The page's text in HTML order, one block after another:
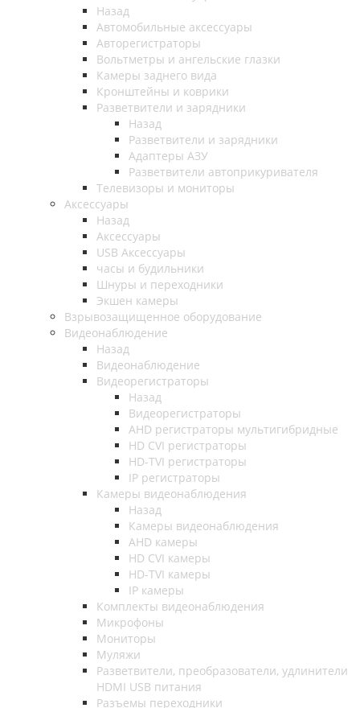
Назад
Автомобильные аксессуары
Авторегистраторы
Вольтметры и ангельские глазки
Камеры заднего вида
Кронштейны и коврики
Разветвители и зарядники
Назад
Разветвители и зарядники
Адаптеры АЗУ
Разветвители автоприкуривателя
Телевизоры и мониторы
Аксессуары
Назад
Аксессуары
USB Аксессуары
часы и будильники
Шнуры и переходники
Экшен камеры
Взрывозащищенное оборудование
Видеонаблюдение
Назад
Видеонаблюдение
Видеорегистраторы
Назад
Видеорегистраторы
AHD регистраторы мультигибридные
HD CVI регистраторы
HD-TVI регистраторы
IP регистраторы
Камеры видеонаблюдения
Назад
Камеры видеонаблюдения
AHD камеры
HD CVI камеры
HD-TVI камеры
IP камеры
Комплекты видеонаблюдения
Микрофоны
Мониторы
Муляжи
Разветвители, преобразователи, удлинители
HDMI USB питания
Разъемы переходники